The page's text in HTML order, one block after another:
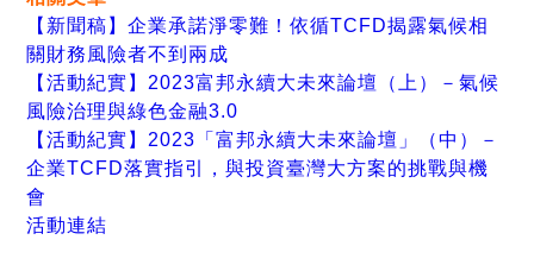
【新聞稿】企業承諾淨零難！依循TCFD揭露氣候相
關財務風險者不到兩成
【活動紀實】2023富邦永續大未來論壇（上）－氣候
風險治理與綠色金融3.0
【活動紀實】2023「富邦永續大未來論壇」（中）－
企業TCFD落實指引，與投資臺灣大方案的挑戰與機
會
活動連結